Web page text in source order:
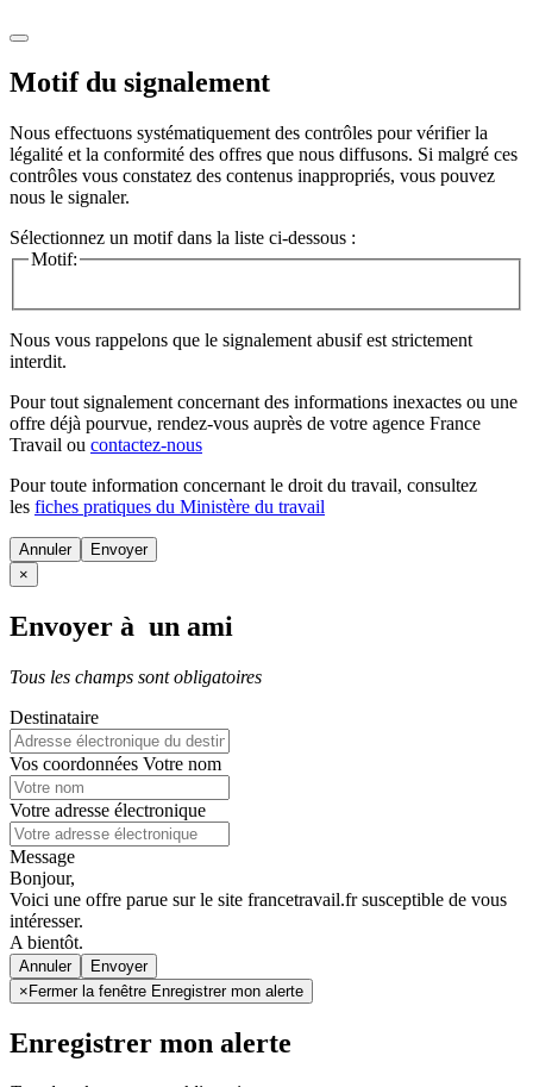
Motif du signalement
Nous effectuons systématiquement des contrôles pour vérifier la
légalité et la conformité des offres que nous diffusons. Si malgré ces
contrôles vous constatez des contenus inappropriés, vous pouvez
nous le signaler.
Sélectionnez un motif dans la liste ci-dessous :
Motif:
Nous vous rappelons que le signalement abusif est strictement
interdit.
Pour tout signalement concernant des informations inexactes ou une
offre déjà pourvue, rendez-vous auprès de votre agence France
Travail ou contactez-nous
Pour toute information concernant le droit du travail, consultez
les fiches pratiques du Ministère du travail
Annuler
×
Envoyer à un ami
Tous les champs sont obligatoires
Destinataire
Vos coordonnées Votre nom
Votre adresse électronique
Message
Bonjour,
Voici une offre parue sur le site francetravail.fr susceptible de vous
intéresser.
A bientôt.
Annuler
×Fermer la fenêtre Enregistrer mon alerte
Enregistrer mon alerte